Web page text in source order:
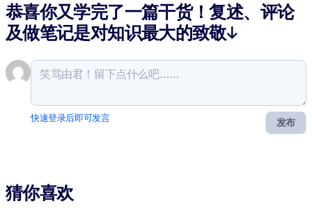
恭喜你又学完了一篇干货！复述、评论
及做笔记是对知识最大的致敬↓
发布
快速登录后即可发言
猜你喜欢